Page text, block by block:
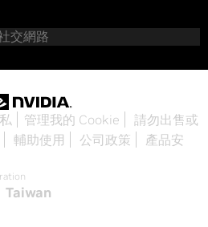
交網路
管理我的 Cookie
請勿出售或
輔助使用 公司政策
產品安
Taiwan